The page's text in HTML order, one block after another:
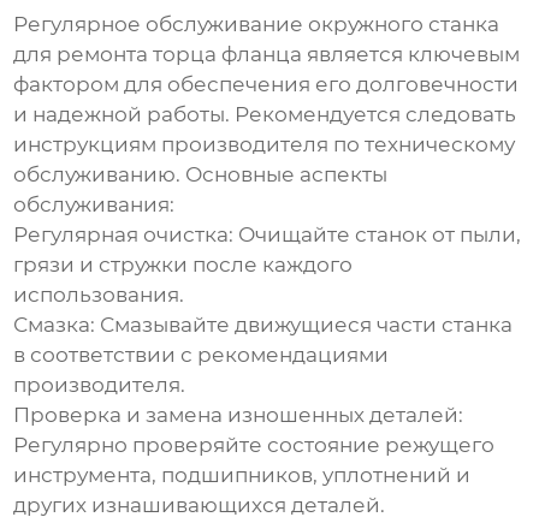
Регулярное обслуживание окружного станка
для ремонта торца фланца является ключевым
фактором для обеспечения его долговечности
и надежной работы. Рекомендуется следовать
инструкциям производителя по техническому
обслуживанию. Основные аспекты
обслуживания:
Регулярная очистка: Очищайте станок от пыли,
грязи и стружки после каждого
использования.
Смазка: Смазывайте движущиеся части станка
в соответствии с рекомендациями
производителя.
Проверка и замена изношенных деталей:
Регулярно проверяйте состояние режущего
инструмента, подшипников, уплотнений и
других изнашивающихся деталей.